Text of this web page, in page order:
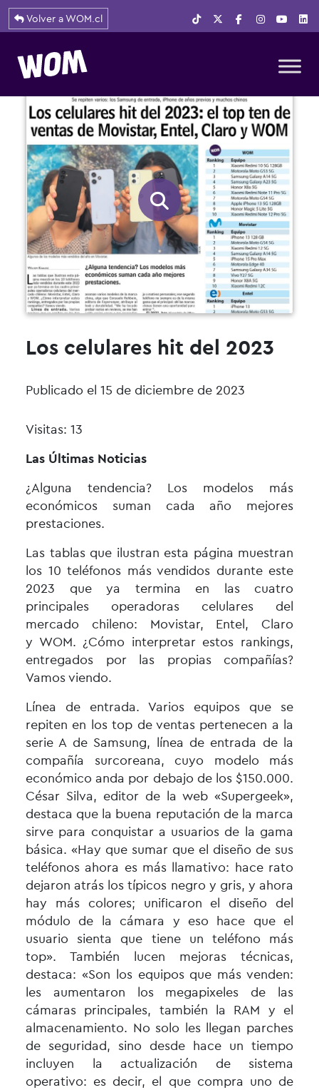
Volver a WOM.cl
Navegación principal
Los celulares hit del 2023
Publicado el 15 de diciembre de 2023
Visitas: 13
Las Últimas Noticias
¿Alguna tendencia? Los modelos más
económicos suman cada año mejores
prestaciones.
Las tablas que ilustran esta página muestran
los 10 teléfonos más vendidos durante este
2023 que ya termina en las cuatro
principales operadoras celulares del
mercado chileno: Movistar, Entel, Claro
y WOM. ¿Cómo interpretar estos rankings,
entregados por las propias compañías?
Vamos viendo.
Línea de entrada. Varios equipos que se
repiten en los top de ventas pertenecen a la
serie A de Samsung, línea de entrada de la
compañía surcoreana, cuyo modelo más
económico anda por debajo de los $150.000.
César Silva, editor de la web «Supergeek»,
destaca que la buena reputación de la marca
sirve para conquistar a usuarios de la gama
básica. «Hay que sumar que el diseño de sus
teléfonos ahora es más llamativo: hace rato
dejaron atrás los típicos negro y gris, y ahora
hay más colores; unificaron el diseño del
módulo de la cámara y eso hace que el
usuario sienta que tiene un teléfono más
top». También lucen mejoras técnicas,
destaca: «Son los equipos que más venden:
les aumentaron los megapixeles de las
cámaras principales, también la RAM y el
almacenamiento. No solo les llegan parches
de seguridad, sino desde hace un tiempo
incluyen la actualización de sistema
operativo: es decir, el que compra uno de